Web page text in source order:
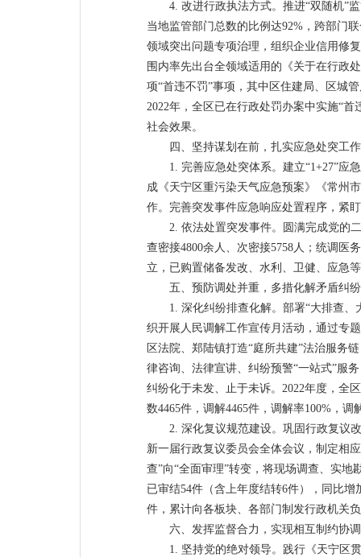
4. 改进行政执法方式。推进“双随机”
当地监管部门总数的比例达92%，跨部门
领域突出问题专项治理，组织企业信用修
围内率先出台全领域适用的《关于在行政
项“首违不罚”事项，其中区住建局、区城
2022年，全区已在行政处罚办案中实施“
社会效果。
四、坚持谋划在前，扎实应急处突工作
1. 完善应急处突体系。建立“1+27”应
成《天宁区重污染天气应急预案》《常州
作。完善突发事件应急响应处置程序，紧
2. 依法处置突发事件。圆满完成党的
查密接4800余人、次密接5758人；统调医
立，已购置储备发改、水利、卫健、应急
五、预防调处并重，多措化解矛盾纠纷
1. 深化纠纷排查化解。部署“大排查
织开展人民调解工作宣传月活动，通过专
区法院、郑陆镇打造“庭所共建”法治服务
律咨询、法律宣讲、纠纷预警“一站式”服
纠纷化于未发、止于未诉。2022年度，全
数4465件，调解4465件，调解率100%，调
2. 深化复议规范建设。巩固行政复议
新一届行政复议委员会全体会议，制定相
查”向“全面审理”转变，将现场调查、实地
已审结54件（含上年度结转6件），同比
件，累计向各板块、各部门制发行政机关
六、发挥监督合力，实现相互制约协调
1. 坚持党的绝对领导。践行《天宁区